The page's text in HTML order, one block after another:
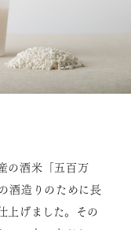
の酒米「五百万
酒造りのために長
上げました。その